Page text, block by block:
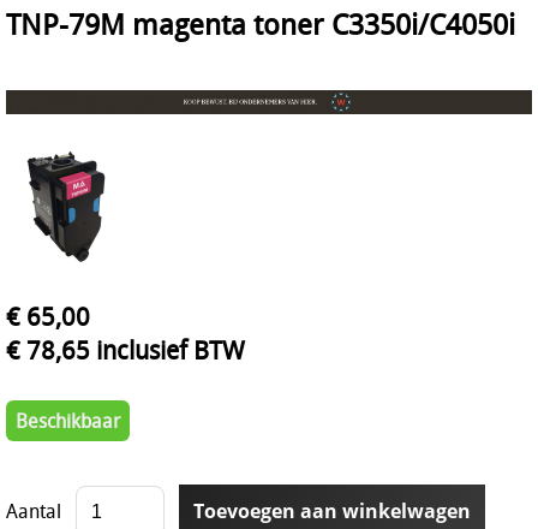
TNP-79M magenta toner C3350i/C4050i
€ 65,00
€ 78,65 inclusief BTW
Beschikbaar
Aantal